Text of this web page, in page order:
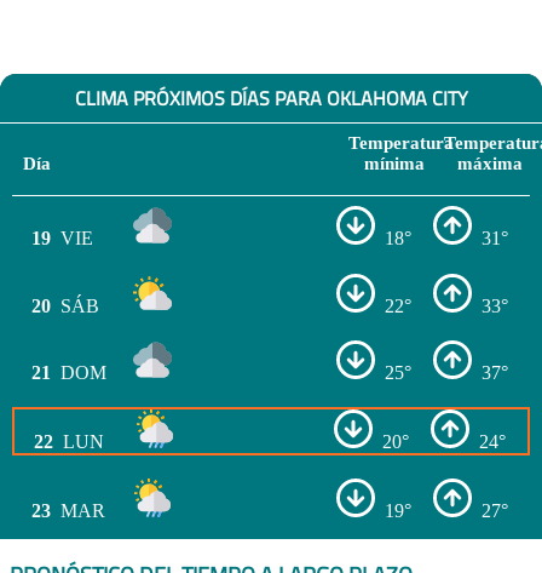
CLIMA PRÓXIMOS DÍAS PARA OKLAHOMA CITY
Día
Temperatura
mínima
máxima
19 VIE 18° 31°
20 SÁB 22° 33°
21 DOM 25° 37°
22 LUN 20° 24°
23 MAR 19° 27°